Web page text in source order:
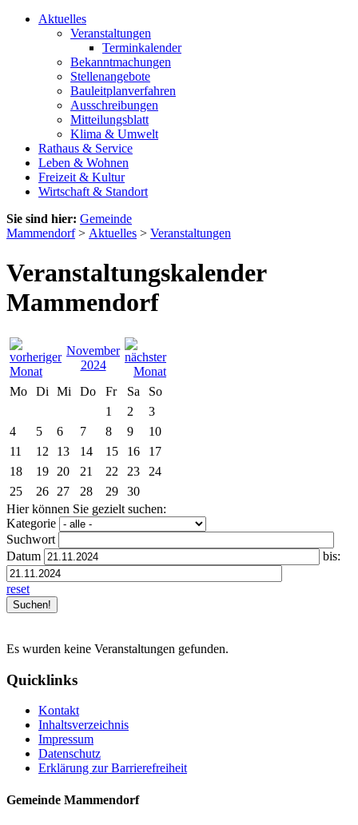
Aktuelles
Veranstaltungen
Terminkalender
Bekanntmachungen
Stellenangebote
Bauleitplanverfahren
Ausschreibungen
Mitteilungsblatt
Klima & Umwelt
Rathaus & Service
Leben & Wohnen
Freizeit & Kultur
Wirtschaft & Standort
Sie sind hier: Gemeinde
Mammendorf> Aktuelles > Veranstaltungen
Veranstaltungskalender
Mammendorf
November
2024
Mo
Di Mi Do Fr Sa
So
1
2
3
4
5 6 7 8 9
10
11
12 13 14 15 16
17
18
19 20 21 22 23
24
25
26 27 28 29
30
Hier können Sie gezielt suchen:
Kategorie
Suchwort
Datum
bis:
reset
Es wurden keine Veranstaltungen gefunden.
Quicklinks
Kontakt
Inhaltsverzeichnis
Impressum
Datenschutz
Erklärung zur Barrierefreiheit
Gemeinde Mammendorf